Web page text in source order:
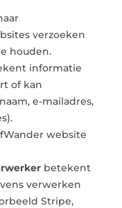
verzoeken
houden.
informatie
of kan
e-mailadres,
website
betekent
verwerken
Stripe,